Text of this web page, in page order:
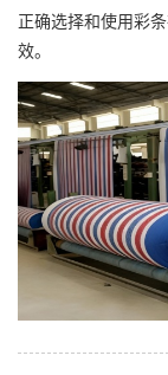
正确选择和使用彩
效。